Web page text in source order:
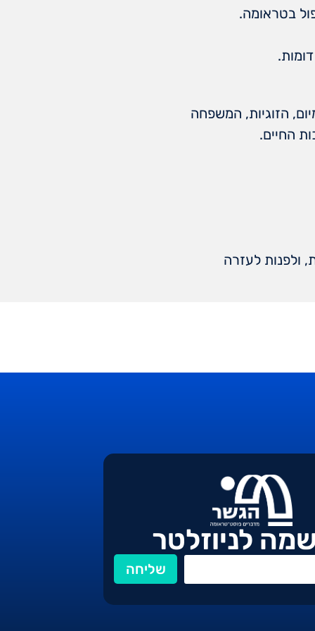
בטראומה.
הזוגיות, המשפחה
החיים.
ולפנות לעזרה
לניוזלטר
שליחה